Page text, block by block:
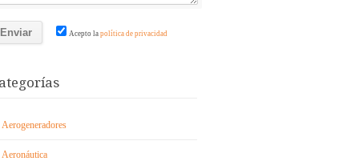
Acepto la política de privacidad
Aerogeneradores
Aeronáutica